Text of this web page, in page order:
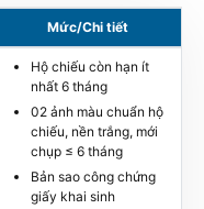
Mức/Chi tiết
Hộ chiếu còn hạn ít
nhất 6 tháng
02 ảnh màu chuẩn hộ
chiếu, nền trắng, mới
chụp ≤ 6 tháng
Bản sao công chứng
giấy khai sinh